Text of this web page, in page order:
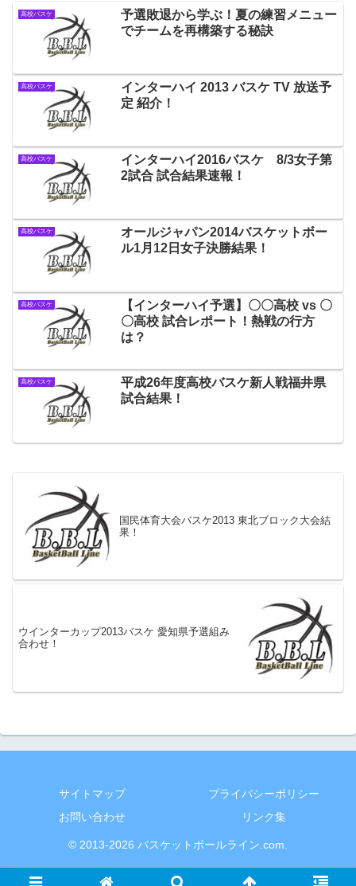
高校バスケ
予選敗退から学ぶ！夏の練習メニュー
でチームを再構築する秘訣
高校バスケ
インターハイ 2013 バスケ TV 放送予
定 紹介！
高校バスケ
インターハイ2016バスケ 8/3女子第
2試合 試合結果速報！
高校バスケ
オールジャパン2014バスケットボー
ル1月12日女子決勝結果！
高校バスケ
【インターハイ予選】〇〇高校 vs 〇
〇高校 試合レポート！熱戦の行方
は？
高校バスケ
平成26年度高校バスケ新人戦福井県
試合結果！
国民体育大会バスケ2013 東北ブロック大会結
果！
ウインターカップ2013バスケ 愛知県予選組み
合わせ！
サイトマップ
プライバシーポリシー
お問い合わせ
リンク集
© 2013-2026 バスケットボールライン.com.